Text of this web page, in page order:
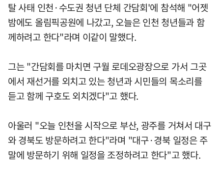
탈 사태 인천·수도권 청년 단체 간담회'에 참석해 "어젯
밤에도 올림픽공원에 나갔고, 오늘은 인천 청년들과 함
께하려고 한다"라며 이같이 말했다.
그는 "간담회를 마치면 구월 로데오광장으로 가서 그곳
에서 재선거를 외치고 있는 청년과 시민들의 목소리를
듣고 함께 구호도 외치겠다"고 했다.
아울러 "오늘 인천을 시작으로 부산, 광주를 거쳐서 대구
와 경북도 방문하려고 한다"라며 "대구·경북 일정은 주
말에 방문하기 위해 일정을 조정하려고 한다"고 했다.